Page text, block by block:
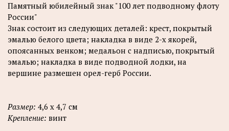
Памятный юбилейный знак "100 лет подводному флоту
России"
Знак состоит из следующих деталей: крест, покрытый
эмалью белого цвета; накладка в виде 2-х якорей,
опоясанных венком; медальон с надписью, покрытый
эмалью; накладка в виде подводной лодки, на
вершине размешен орел-герб России.
Размер: 4,6 х 4,7 см
Крепление: винт